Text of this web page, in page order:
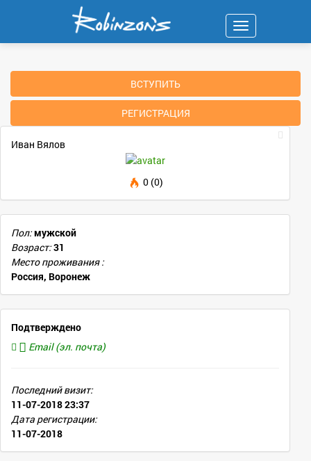
Навигация
ВСТУПИТЬ
РЕГИСТРАЦИЯ
Иван Вялов
0 (0)
Пол:мужской
Возраст:31
Место проживания :
Россия, Воронеж
Подтверждено
Email (эл. почта)
Последний визит:
11-07-2018 23:37
Дата регистрации:
11-07-2018